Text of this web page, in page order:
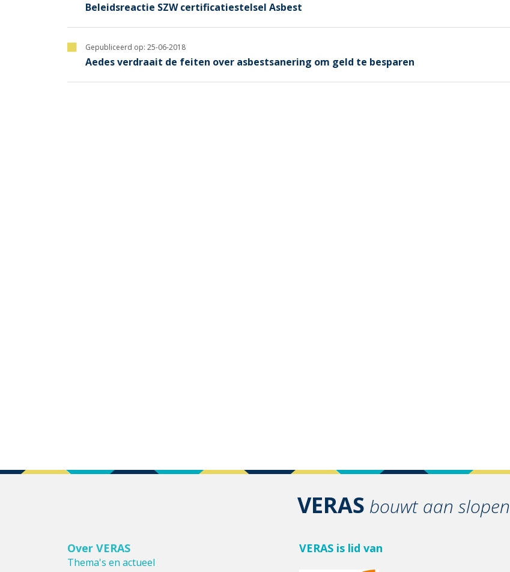
Beleidsreactie SZW certificatiestelsel Asbest
Gepubliceerd op: 25-06-2018
Aedes verdraait de feiten over asbestsanering om geld te besparen
VERAS bouwt aan slopen
Over VERAS
Thema's en actueel
VERAS is lid van